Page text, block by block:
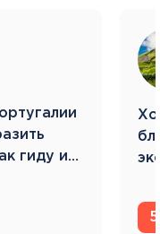
гиду и…
5